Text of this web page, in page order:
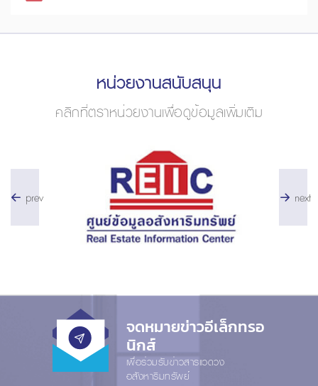
หน่วยงานสนับสนุน
คลิกที่ตราหน่วยงานเพื่อดูข้อมูลเพิ่มเติม
prev next
จดหมายข่าวอีเล็กทรอ
นิกส์
เพื่อร่วมรับข่าวสารแวดวง
อสังหาริมทรัพย์